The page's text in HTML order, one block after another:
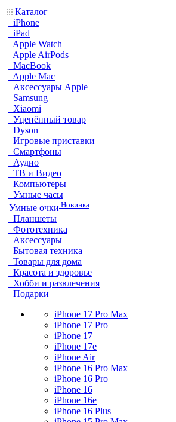
Каталог
iPhone
iPad
Apple Watch
Apple AirPods
MacBook
Apple Mac
Аксессуары Apple
Samsung
Xiaomi
Уценённый товар
Dyson
Игровые приставки
Смартфоны
Аудио
ТВ и Видео
Компьютеры
Умные часы
Умные очки Новинка
Планшеты
Фототехника
Аксессуары
Бытовая техника
Товары для дома
Красота и здоровье
Хобби и развлечения
Подарки
iPhone 17 Pro Max
iPhone 17 Pro
iPhone 17
iPhone 17e
iPhone Air
iPhone 16 Pro Max
iPhone 16 Pro
iPhone 16
iPhone 16e
iPhone 16 Plus